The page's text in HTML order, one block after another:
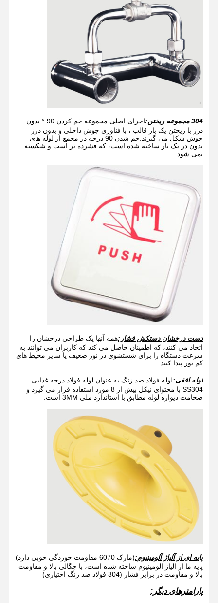
ایستگاه آبشوری چشم بسته
چشم شوی حرارتی برقی
آب شوینده چشم مقاوم به یخ
شستشوی چشم اضطراری قابل حمل
آب شوینده چشم سفارشی
304 مجموعه ریختن:
اجزای اصلی مجموعه خم کردن 90 ° بدون
درز با ریختن یک بار قالب ، با فناوری جوش داخلی و بدون درز
جوش شکل می گیرند.خم شدن 90 درجه در مجمع از لوله های
بدون در یک بار ساخته شده است، که فشرده تر است و شکسته
نمی شود.
دست درخشان دستکش فشار:همه آنها یک طراحی درخشان را
اتخاذ می کنند، که اطمینان حاصل می کند که کاربران می توانند به
سرعت دستگاه را برای شستشوی در نور ضعیف یا سایر محیط های
کم نور پیدا کنند.
لوله افقی:لوله فولاد ضد زنگ به عنوان لوله فولاد درجه غذایی
SS304 با محتوای نیکل بیش از 8 مورد استفاده قرار می گیرد و
ضخامت دیواره لوله مطابق با استاندارد ملی 3MM است.
پایه ای از آلیاژ آلومینیوم:
(مارک 6070 مقاومت خوردگی خوبی دارد)
پایه ما از آلیاژ آلومینیوم ساخته شده است، با چگالی بالا و مقاومت
بالا و مقاومت در برابر فشار (304 فولاد ضد زنگ اختیاری)
پارامترهای دیگر: